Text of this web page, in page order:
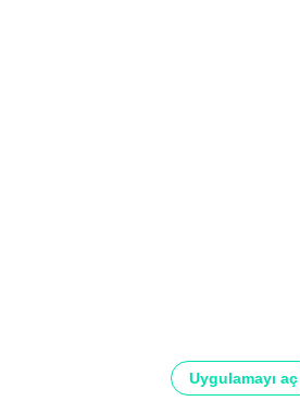
Uygulamayı aç